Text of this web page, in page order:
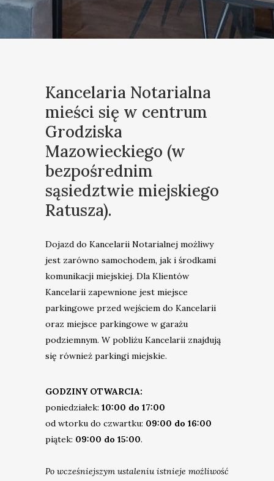
Kancelaria Notarialna
mieści się w centrum
Grodziska
Mazowieckiego (w
bezpośrednim
sąsiedztwie miejskiego
Ratusza).
Dojazd do Kancelarii Notarialnej możliwy
jest zarówno samochodem, jak i środkami
komunikacji miejskiej. Dla Klientów
Kancelarii zapewnione jest miejsce
parkingowe przed wejściem do Kancelarii
oraz miejsce parkingowe w garażu
podziemnym. W pobliżu Kancelarii znajdują
się również parkingi miejskie.
GODZINY OTWARCIA:
poniedziałek: 10:00 do 17:00
od wtorku do czwartku: 09:00 do 16:00
piątek: 09:00 do 15:00.
Po wcześniejszym ustaleniu istnieje możliwość